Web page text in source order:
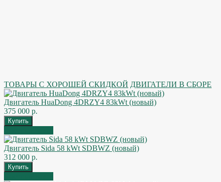
ТОВАРЫ С ХОРОШЕЙ СКИДКОЙ ДВИГАТЕЛИ В СБОРЕ
Двигатель HuaDong 4DRZY4 83kWt (новый)
375 000 р.
Двигатель Sida 58 kWt SDBWZ (новый)
312 000 р.